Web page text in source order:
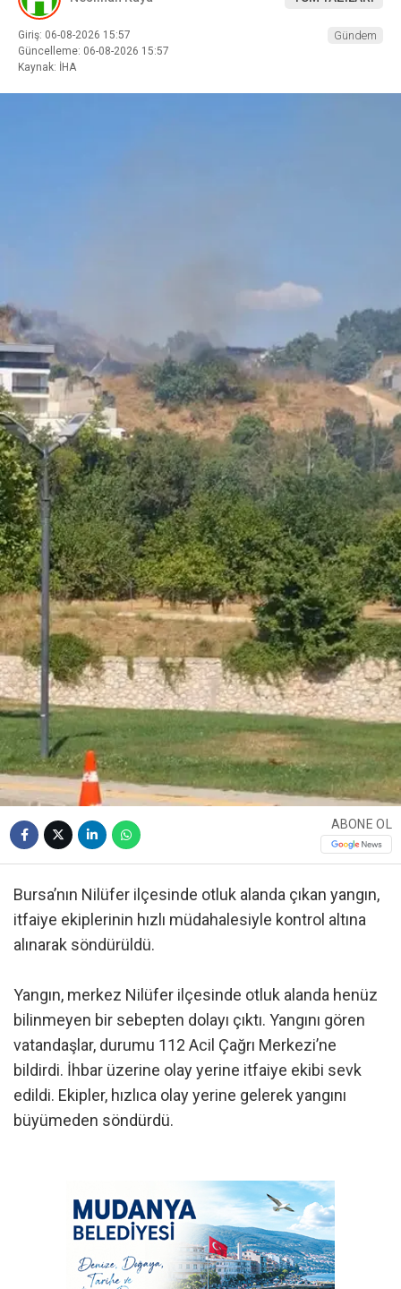
Giriş: 06-08-2026 15:57
Güncelleme: 06-08-2026 15:57
Kaynak: İHA
Gündem
ABONE OL
Bursa’nın Nilüfer ilçesinde otluk alanda çıkan yangın,
itfaiye ekiplerinin hızlı müdahalesiyle kontrol altına
alınarak söndürüldü.
Yangın, merkez Nilüfer ilçesinde otluk alanda henüz
bilinmeyen bir sebepten dolayı çıktı. Yangını gören
vatandaşlar, durumu 112 Acil Çağrı Merkezi’ne
bildirdi. İhbar üzerine olay yerine itfaiye ekibi sevk
edildi. Ekipler, hızlıca olay yerine gelerek yangını
büyümeden söndürdü.